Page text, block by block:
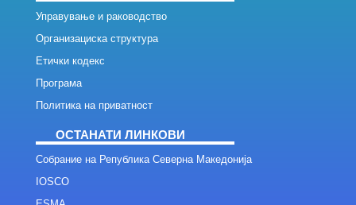
Управување и раководство
Организациска структура
Етички кодекс
Програма
Политика на приватност
ОСТАНАТИ ЛИНКОВИ
Собрание на Република Северна Македонија
IOSCO